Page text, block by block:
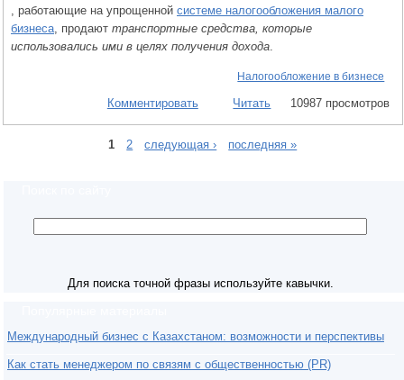
, работающие на упрощенной системе налогообложения малого
бизнеса , продают транспортные средства, которые
использовались ими в целях получения дохода
Налогообложение в бизнесе
Комментировать Читать 10987 просмотров
1 2 следующая › последняя »
Для поиска точной фразы используйте кавычки.
Международный бизнес с Казахстаном: возможности и перспективы
Как стать менеджером по связям с общественностью (PR)